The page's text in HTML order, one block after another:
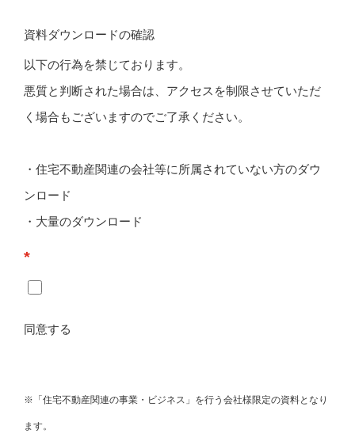
資料ダウンロードの確認
以下の行為を禁じております。
悪質と判断された場合は、アクセスを制限させていただ
く場合もございますのでご了承ください。
・住宅不動産関連の会社等に所属されていない方のダウ
ンロード
・大量のダウンロード
*
同意する
※「住宅不動産関連の事業・ビジネス」を行う会社様限定の資料となり
ます。